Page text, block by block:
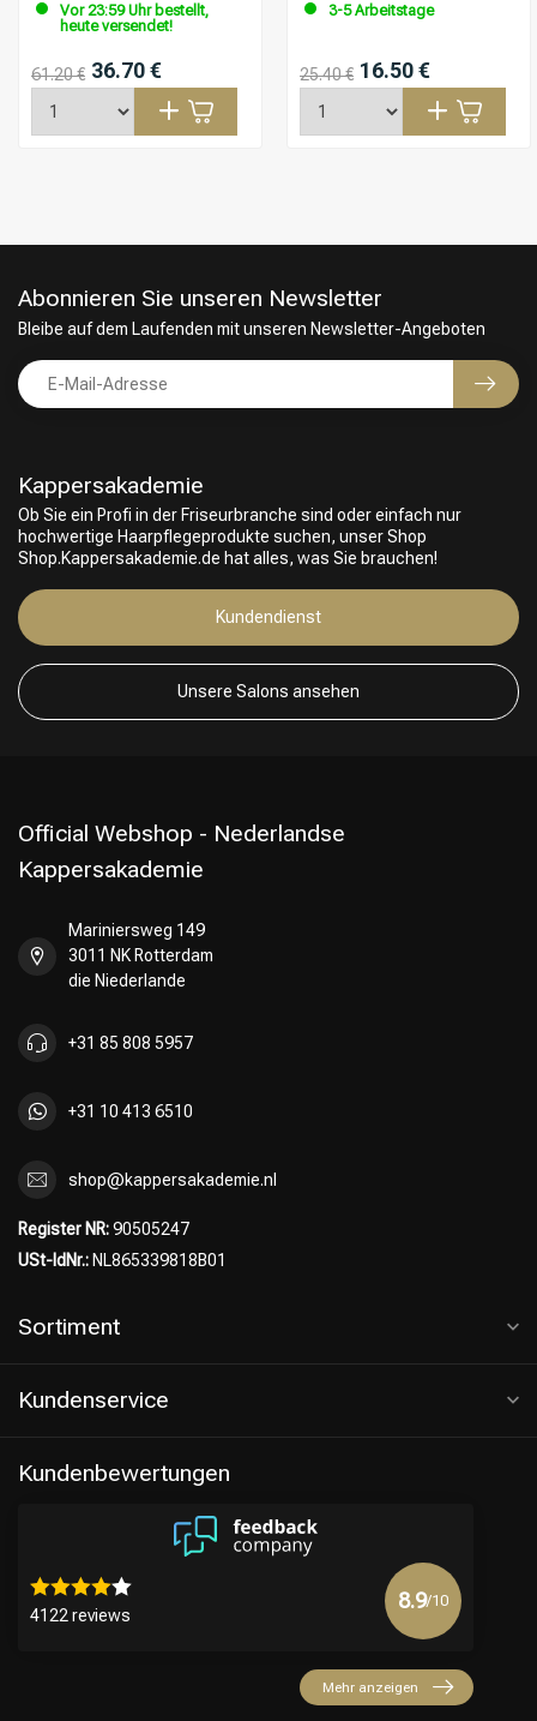
Friseurwahl
Vor 23:59 Uhr bestellt,
heute versendet!
61.20 € 36.70 €
3-5 Arbeitstage
25.40 € 16.50 €
Kappersakademie
Ob Sie ein Profi in der Friseurbranche sind oder einfach nur
hochwertige Haarpflegeprodukte suchen, unser Shop
Shop.Kappersakademie.de hat alles, was Sie brauchen!
Kundendienst
Unsere Salons ansehen
Abonnieren Sie unseren Newsletter
Bleibe auf dem Laufenden mit unseren Newsletter-Angeboten
Official Webshop - Nederlandse
Kappersakademie
Mariniersweg 149
3011 NK Rotterdam
die Niederlande
+31 85 808 5957
+31 10 413 6510
shop@kappersakademie.nl
Register NR:90505247
USt-IdNr.: NL865339818B01
Sortiment
Kundenservice
Kundenbewertungen
4122 reviews
8.9/10
Mehr anzeigen